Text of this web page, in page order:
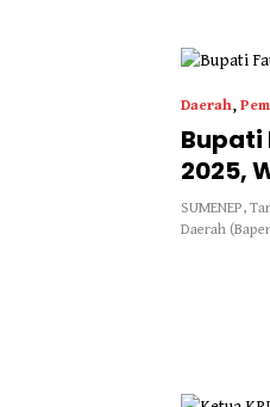
Daerah,
Bupati
2025,
SUMENEP,
Daerah